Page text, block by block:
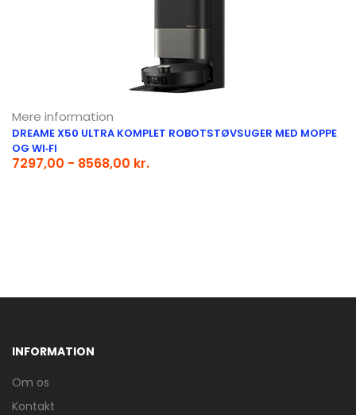
Mere information
DREAME X50 ULTRA KOMPLET ROBOTSTØVSUGER MED MOPPE
OG WI‑FI
7297,00 - 8568,00 kr.
INFORMATION
Om os
Kontakt